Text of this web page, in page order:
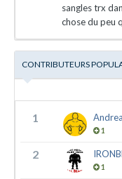
sangles trx
chose du peu
CONTRIBUTEURS
1
1
2
1